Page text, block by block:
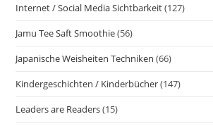
Internet / Social Media Sichtbarkeit(127)
Jamu Tee Saft Smoothie(56)
Japanische Weisheiten Techniken (66)
Kindergeschichten / Kinderbücher(147)
Leaders are Readers(15)